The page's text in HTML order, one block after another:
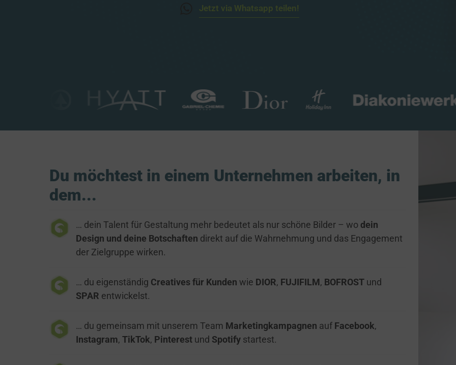
Jetzt via Whatsapp teilen!
Du möchtest in einem Unternehmen arbeiten, in
dem...
… dein Talent für Gestaltung mehr bedeutet als nur schöne Bilder – wo dein
Design und deine Botschaften direkt auf die Wahrnehmung und das Engagement
der Zielgruppe wirken.
… du eigenständig Creatives für Kunden wie DIOR, FUJIFILM, BOFROST
SPAR entwickelst.
… du gemeinsam mit unserem Team Marketingkampagnen auf Facebook
Instagram, TikTok, Pinterest und Spotify startest.